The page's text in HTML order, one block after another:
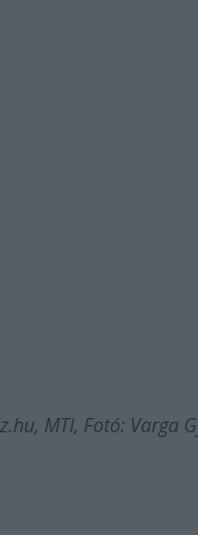
MTI, Fotó: Varga